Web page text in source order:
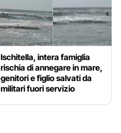
Ischitella, intera famiglia
rischia di annegare in mare,
genitori e figlio salvati da
militari fuori servizio